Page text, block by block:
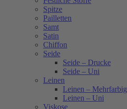
Spitze
Pailletten
Samt
Satin
Chiffon
Seide
Seide – Drucke
Seide – Uni
Leinen
Leinen – Mehrfarbig
Leinen – Uni
Viskose